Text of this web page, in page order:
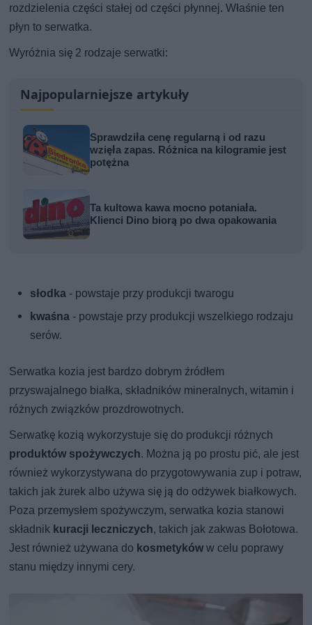
rozdzielenia części stałej od części płynnej. Właśnie ten
płyn to serwatka.
Wyróżnia się 2 rodzaje serwatki:
Najpopularniejsze artykuły
Sprawdziła cenę regularną i od razu
wzięła zapas. Różnica na kilogramie jest
potężna
Ta kultowa kawa mocno potaniała.
Klienci Dino biorą po dwa opakowania
słodka - powstaje przy produkcji twarogu
kwaśna - powstaje przy produkcji wszelkiego rodzaju
serów.
Serwatka kozia jest bardzo dobrym źródłem
przyswajalnego białka, składników mineralnych, witamin i
różnych związków prozdrowotnych.
Serwatkę kozią wykorzystuje się do produkcji różnych
produktów spożywczych. Można ją po prostu pić, ale jest
również wykorzystywana do przygotowywania zup i potraw,
takich jak żurek albo używa się ją do odżywek białkowych.
Poza przemysłem spożywczym, serwatka kozia stanowi
składnik kuracji leczniczych, takich jak zakwas Bołotowa.
Jest również używana do kosmetyków w celu poprawy
stanu między innymi cery.